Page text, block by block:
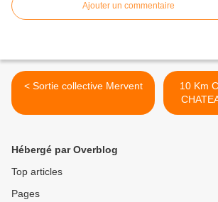
Ajouter un commentaire
< Sortie collective Mervent
10 Km
Hébergé par Overblog
Top articles
Pages